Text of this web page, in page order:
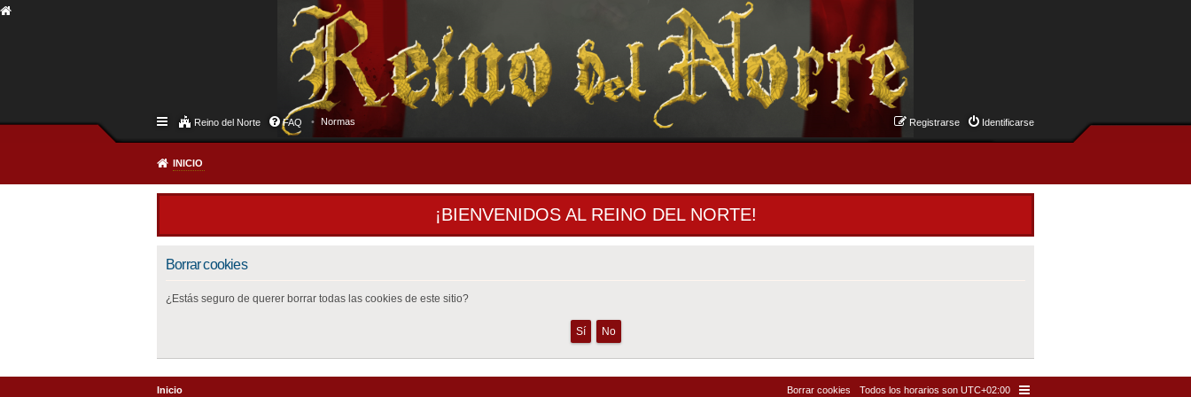
Reino del Norte FAQ Normas Identificarse
Registrarse
INICIO
¡BIENVENIDOS AL REINO DEL NORTE!
Borrar cookies
¿Estás seguro de querer borrar todas las cookies de este sitio?
Inicio Todos los horarios son UTC+02:00
Borrar cookies